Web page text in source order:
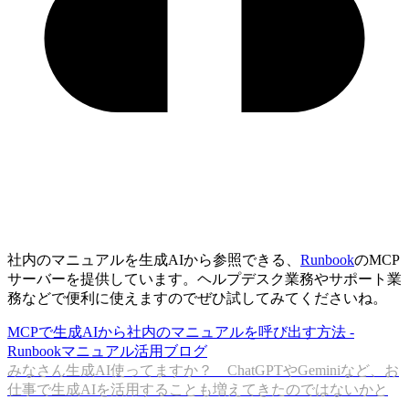
社内のマニュアルを生成AIから参照できる、 RunbookのMCP
サーバーを提供しています。ヘルプデスク業務やサポート業
務などで便利に使えますのでぜひ試してみてくださいね。
MCPで生成AIから社内のマニュアルを呼び出す方法 -
Runbookマニュアル活用ブログ
みなさん生成AI使ってますか？ ChatGPTやGeminiなど、お
仕事で生成AIを活用することも増えてきたのではないかと